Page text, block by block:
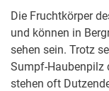
Die Fruchtkörper
und können in
sehen sein. Trotz
Sumpf-Haubenpilz
stehen oft